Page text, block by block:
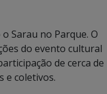
Sarau no Parque. O
do evento cultural
de cerca de
e coletivos.